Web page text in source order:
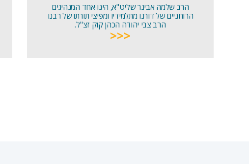
הרב שלמה אבינר שליט"א, הינו אחד המנהיגים
הרוחניים של דורנו מתלמידיו ומפיצי תורתו של רבנו
הרב צבי יהודה הכהן קוק זצ"ל.
<<<